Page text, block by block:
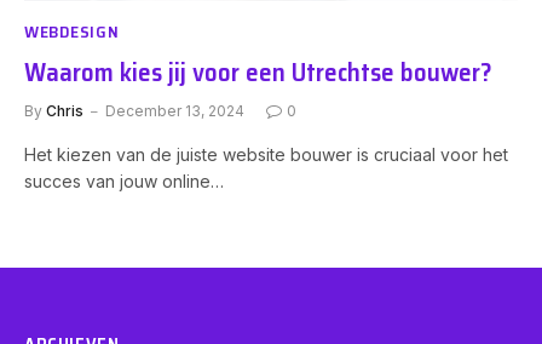
WEBDESIGN
Waarom kies jij voor een Utrechtse bouwer?
By Chris December 13, 2024 0
Het kiezen van de juiste website bouwer is cruciaal voor het
succes van jouw online…